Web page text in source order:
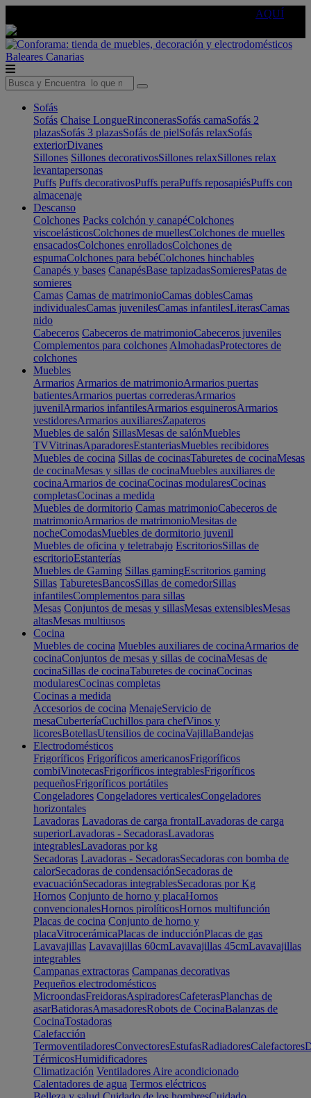
AQUÍ
Baleares Canarias
Sofás
Sofás Chaise LongueRinconerasSofás camaSofás 2
plazasSofás 3 plazasSofás de pielSofás relaxSofás
exteriorDivanes
Sillones Sillones decorativosSillones relaxSillones relax
levantapersonas
Puffs Puffs decorativosPuffs peraPuffs reposapiésPuffs con
almacenaje
Descanso
Colchones Packs colchón y canapéColchones
viscoelásticosColchones de muellesColchones de muelles
ensacadosColchones enrolladosColchones de
espumaColchones para bebéColchones hinchables
Canapés y bases CanapésBase tapizadasSomieresPatas de
somieres
Camas Camas de matrimonioCamas doblesCamas
individualesCamas juvenilesCamas infantilesLiterasCamas
nido
Cabeceros Cabeceros de matrimonioCabeceros juveniles
Complementos para colchones AlmohadasProtectores de
colchones
Muebles
Armarios Armarios de matrimonioArmarios puertas
batientesArmarios puertas correderasArmarios
juvenilArmarios infantilesArmarios esquinerosArmarios
vestidoresArmarios auxiliaresZapateros
Muebles de salón SillasMesas de salónMuebles
TVVitrinasAparadoresEstanteriasMuebles recibidores
Muebles de cocina Sillas de cocinasTaburetes de cocinaMesas
de cocinaMesas y sillas de cocinaMuebles auxiliares de
cocinaArmarios de cocinaCocinas modularesCocinas
completasCocinas a medida
Muebles de dormitorio Camas matrimonioCabeceros de
matrimonioArmarios de matrimonioMesitas de
nocheComodasMuebles de dormitorio juvenil
Muebles de oficina y teletrabajo EscritoriosSillas de
escritorioEstanterías
Muebles de Gaming Sillas gamingEscritorios gaming
Sillas TaburetesBancosSillas de comedorSillas
infantilesComplementos para sillas
Mesas Conjuntos de mesas y sillasMesas extensiblesMesas
altasMesas multiusos
Cocina
Muebles de cocina Muebles auxiliares de cocinaArmarios de
cocinaConjuntos de mesas y sillas de cocinaMesas de
cocinaSillas de cocinaTaburetes de cocinaCocinas
modularesCocinas completas
Cocinas a medida
Accesorios de cocina MenajeServicio de
mesaCuberteríaCuchillos para chefVinos y
licoresBotellasUtensilios de cocinaVajillaBandejas
Electrodomésticos
Frigoríficos Frigoríficos americanosFrigoríficos
combiVinotecasFrigoríficos integrablesFrigoríficos
pequeñosFrigoríficos portátiles
Congeladores Congeladores verticalesCongeladores
horizontales
Lavadoras Lavadoras de carga frontalLavadoras de carga
superiorLavadoras - SecadorasLavadoras
integrablesLavadoras por kg
Secadoras Lavadoras - SecadorasSecadoras con bomba de
calorSecadoras de condensaciónSecadoras de
evacuaciónSecadoras integrablesSecadoras por Kg
Hornos Conjunto de horno y placaHornos
convencionalesHornos pirolíticosHornos multifunción
Placas de cocina Conjunto de horno y
placaVitrocerámicaPlacas de inducciónPlacas de gas
Lavavajillas Lavavajillas 60cmLavavajillas 45cmLavavajillas
integrables
Campanas extractoras Campanas decorativas
Pequeños electrodomésticos
MicroondasFreidorasAspiradoresCafeterasPlanchas de
asarBatidorasAmasadoresRobots de CocinaBalanzas de
CocinaTostadoras
Calefacción
TermoventiladoresConvectoresEstufasRadiadoresCalefactores
TérmicosHumidificadores
Climatización Ventiladores Aire acondicionado
Calentadores de agua Termos eléctricos